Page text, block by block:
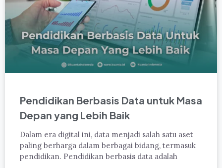
Pendidikan Berbasis Data untuk Masa
Depan yang Lebih Baik
Dalam era digital ini, data menjadi salah satu aset
paling berharga dalam berbagai bidang, termasuk
pendidikan. Pendidikan berbasis data adalah